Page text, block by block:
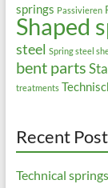
springs Passivieren
Shaped
steel Spring steel
bent parts
treatments
Recent
Technical